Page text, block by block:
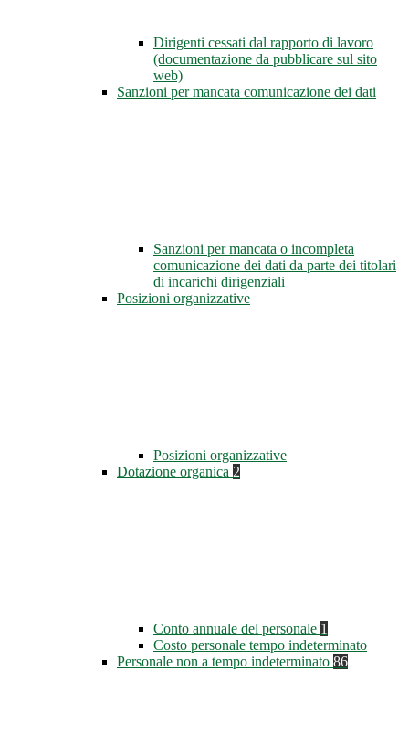
Dirigenti cessati dal rapporto di lavoro
(documentazione da pubblicare sul sito
web)
Sanzioni per mancata comunicazione dei dati
Sanzioni per mancata o incompleta
comunicazione dei dati da parte dei titolari
di incarichi dirigenziali
Posizioni organizzative
Posizioni organizzative
Dotazione organica 2
Conto annuale del personale 1
Costo personale tempo indeterminato
Personale non a tempo indeterminato 86